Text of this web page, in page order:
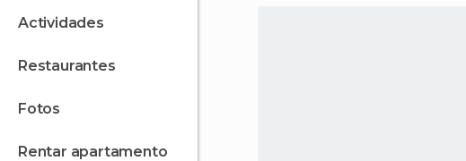
actividades
restaurantes
fotos
rentar apartamento